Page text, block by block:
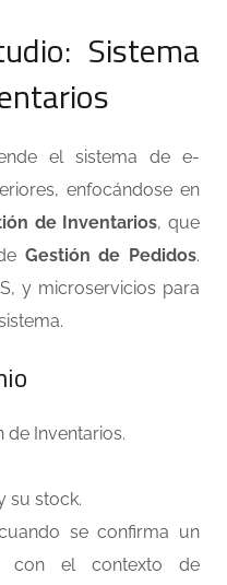
Sistema
el sistema de e-
enfocándose en
de Inventarios, que
Gestión de Pedidos.
y microservicios para
de Inventarios.
su stock.
se confirma un
con el contexto de